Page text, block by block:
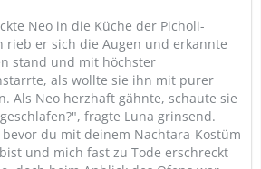
Neo in die Küche der Picholi-
rieb er sich die Augen und erkannte
stand und mit höchster
als wollte sie ihn mit purer
Als Neo herzhaft gähnte, schaute sie
fragte Luna grinsend.
du mit deinem Nachtara-Kostüm
und mich fast zu Tode erschreckt